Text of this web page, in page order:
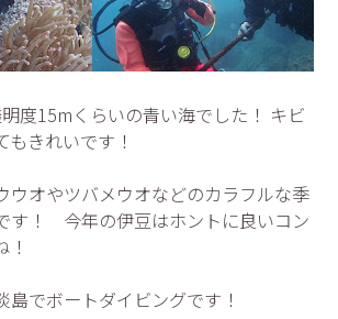
度15mくらいの青い海でした！ キビ
もきれいです！
ウオやツバメウオなどのカラフルな季
す！ 今年の伊豆はホントに良いコン
島でボートダイビングです！